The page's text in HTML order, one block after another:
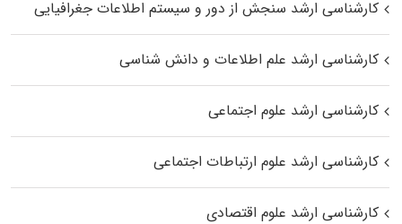
کارشناسی ارشد سنجش از دور و سیستم اطلاعات جغرافیایی
کارشناسی ارشد علم اطلاعات و دانش شناسی
کارشناسی ارشد علوم اجتماعی
کارشناسی ارشد علوم ارتباطات اجتماعی
کارشناسی ارشد علوم اقتصادی